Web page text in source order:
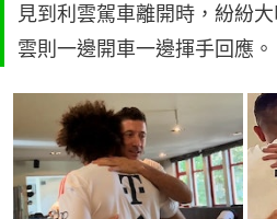
見到利雲駕車離開時，紛紛
雲則一邊開車一邊揮手回應。